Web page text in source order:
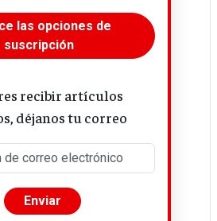
las opciones de
suscripción
recibir artículos
déjanos tu correo